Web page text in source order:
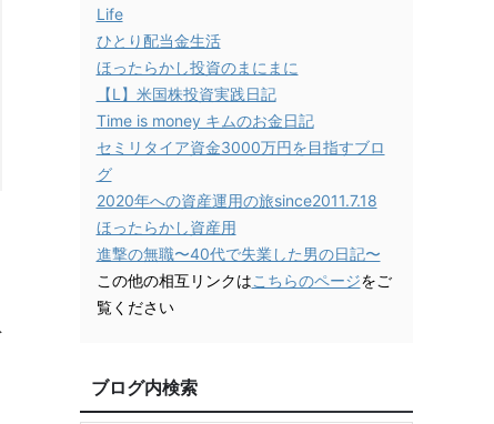
Life
ひとり配当金生活
ほったらかし投資のまにまに
【L】米国株投資実践日記
Time is money キムのお金日記
セミリタイア資金3000万円を目指すブロ
グ
2020年への資産運用の旅since2011.7.18
ほったらかし資産用
進撃の無職〜40代で失業した男の日記〜
この他の相互リンクはこちらのページをご
覧ください
ブログ内検索